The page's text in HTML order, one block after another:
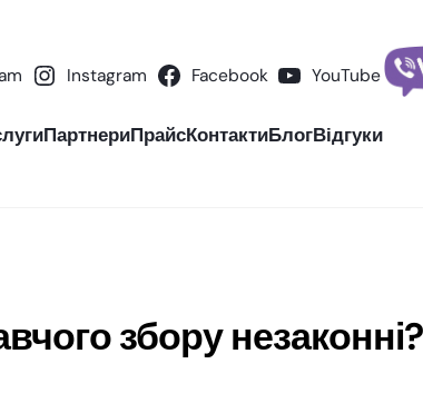
Instagram Facebook YouTube
ПартнериПрайсКонтактиБлогВідгуки
збору незаконні?